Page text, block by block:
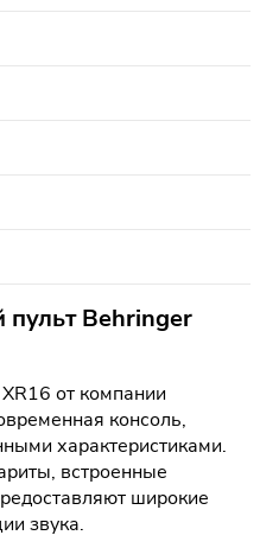
Behringer
от компании
консоль,
характеристиками.
встроенные
широкие
звука.